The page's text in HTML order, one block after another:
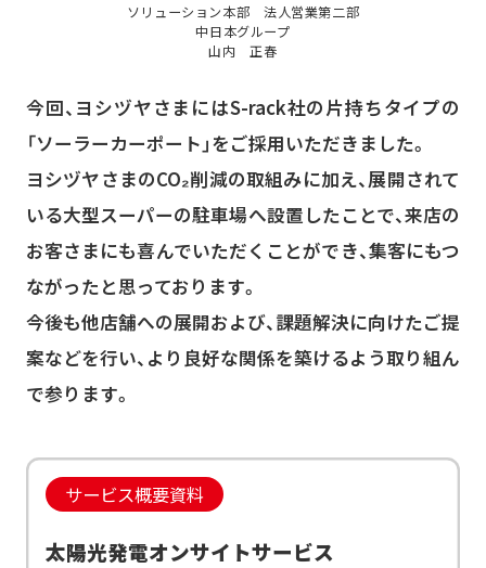
ソリューション本部 法人営業第二部
中日本グループ
山内 正春
今回、ヨシヅヤさまにはS-rack社の片持ちタイプの
「ソーラーカーポート」をご採用いただきました。
ヨシヅヤさまのCO₂削減の取組みに加え、展開されて
いる大型スーパーの駐車場へ設置したことで、来店の
お客さまにも喜んでいただくことができ、集客にもつ
ながったと思っております。
今後も他店舗への展開および、課題解決に向けたご提
案などを行い、より良好な関係を築けるよう取り組ん
で参ります。
サービス概要資料
太陽光発電オンサイトサービス